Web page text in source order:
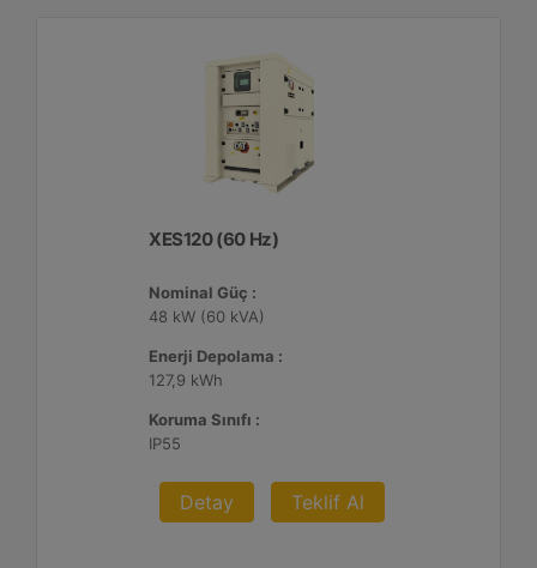
XES120 (60 Hz)
Nominal Güç :
48 kW (60 kVA)
Enerji Depolama :
127,9 kWh
Koruma Sınıfı :
IP55
Detay Teklif Al